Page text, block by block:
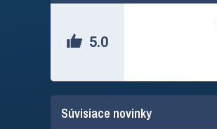
5.0
Súvisiace novinky